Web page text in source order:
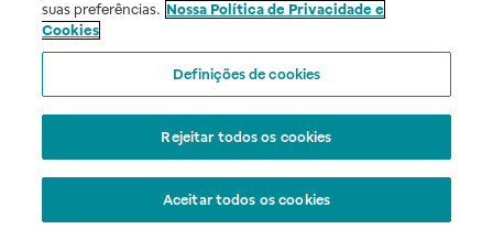
suas preferências. Nossa Política de Privacidade e
Cookies
Definições de cookies
Rejeitar todos os cookies
Aceitar todos os cookies